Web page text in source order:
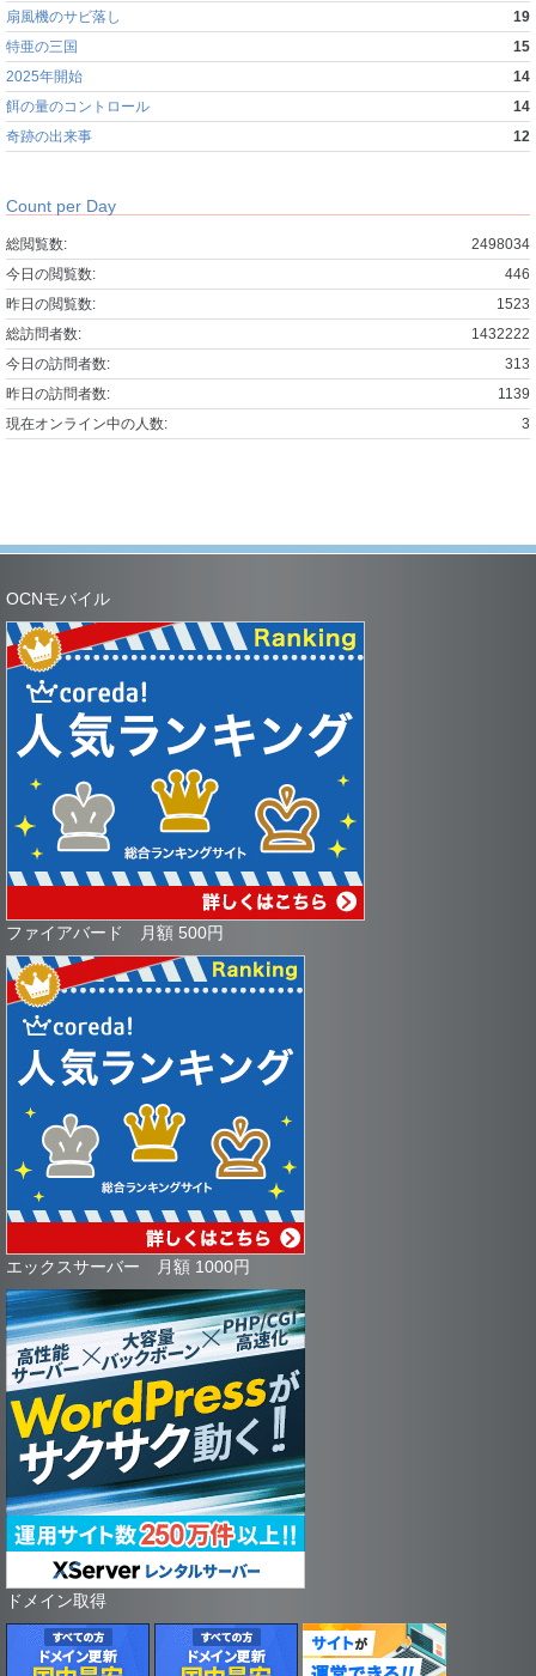
扇風機のサビ落し
19
特亜の三国
15
2025年開始
14
餌の量のコントロール
14
奇跡の出来事
12
Count per Day
2498034
総閲覧数:
446
今日の閲覧数:
1523
昨日の閲覧数:
1432222
総訪問者数:
313
今日の訪問者数:
1139
昨日の訪問者数:
3
現在オンライン中の人数:
OCNモバイル
ファイアバード 月額 500円
エックスサーバー 月額 1000円
ドメイン取得